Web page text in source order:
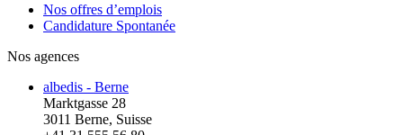
Nos offres d’emplois
Candidature Spontanée
Nos agences
albedis - Berne
Marktgasse 28
3011 Berne, Suisse